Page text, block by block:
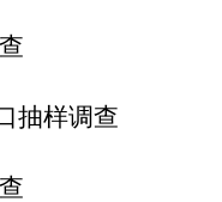
抽样调查